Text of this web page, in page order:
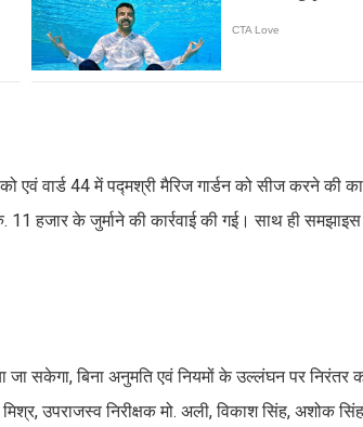
एवं वार्ड 44 में पद्मश्री मैरिज गार्डन को सीज करने की
हजार के जुर्माने की कार्रवाई की गई। साथ ही समझाइस
जा सकेगा, बिना अनुमति एवं नियमों के उल्लंघन पर निरंतर
मिश्र, उपराजस्व निरीक्षक मो. अली, विकाश सिंह, अशोक